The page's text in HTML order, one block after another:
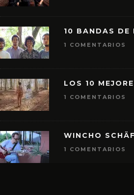
10 BANDAS DE
1 COMENTARIOS
LOS 10
1 COMENTARIOS
WINCHO
1 COMENTARIOS